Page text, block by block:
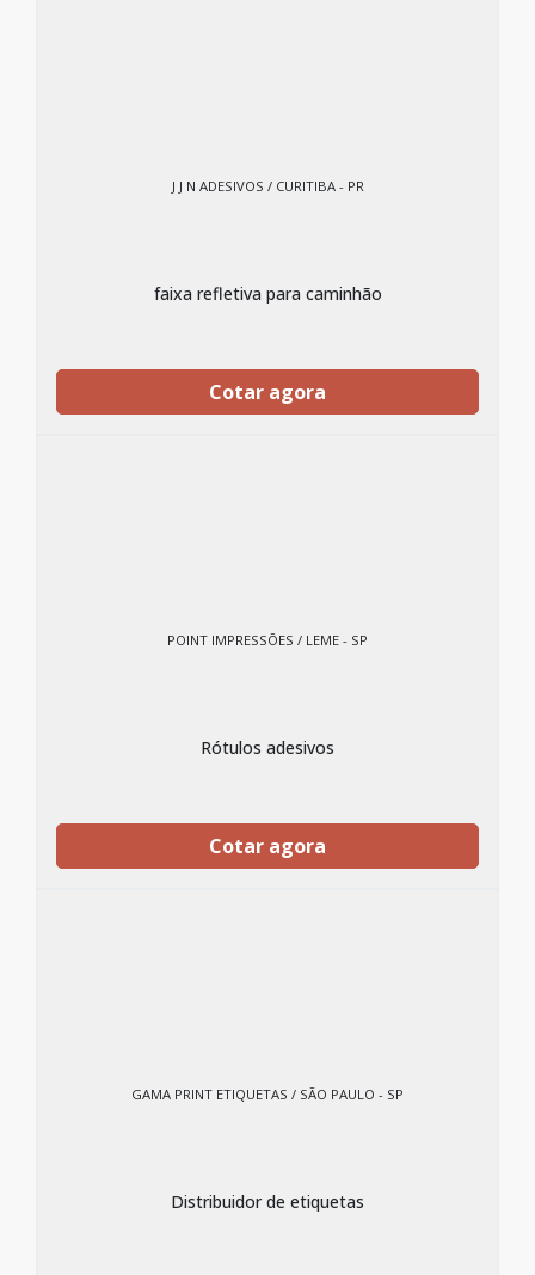
J J N ADESIVOS / CURITIBA - PR
faixa refletiva para caminhão
Cotar agora
POINT IMPRESSÕES / LEME - SP
Rótulos adesivos
Cotar agora
GAMA PRINT ETIQUETAS / SÃO PAULO - SP
Distribuidor de etiquetas